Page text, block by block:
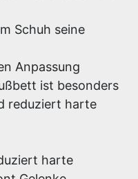
Schuh seine
Anpassung
ist besonders
reduziert harte
harte